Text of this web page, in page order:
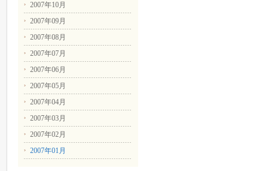
2007年10月
2007年09月
2007年08月
2007年07月
2007年06月
2007年05月
2007年04月
2007年03月
2007年02月
2007年01月